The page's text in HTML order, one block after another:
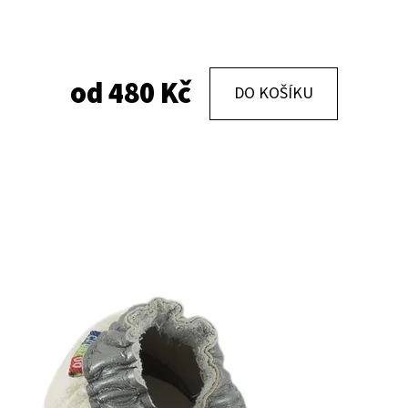
od480 Kč DO KOŠÍKU